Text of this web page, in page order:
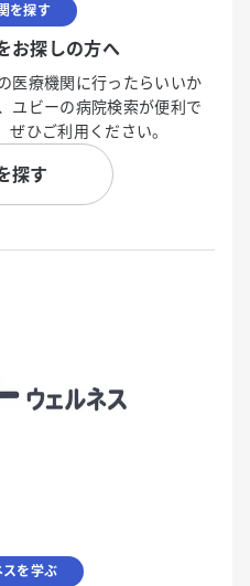
を探す
お探しの方へ
医療機関に行ったらいいか
ユビーの病院検索が便利で
ひご利用ください。
探す
スを学ぶ